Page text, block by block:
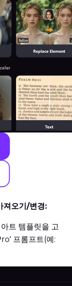
져오기/변경:
트 템플릿을 고
프롬프트(예: